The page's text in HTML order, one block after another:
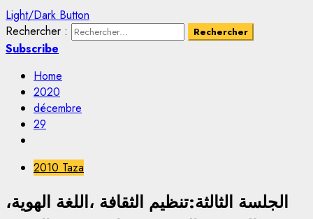
Light/Dark Button
Rechercher :
Subscribe
Home
2020
décembre
29
2010 Taza
الجلسة الثالثة:تنظيم الثقافة ،اللغة الهوية،